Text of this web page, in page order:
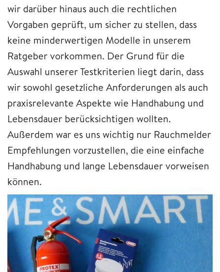
wir darüber hinaus auch die rechtlichen
Vorgaben geprüft, um sicher zu stellen, dass
keine minderwertigen Modelle in unserem
Ratgeber vorkommen. Der Grund für die
Auswahl unserer Testkriterien liegt darin, dass
wir sowohl gesetzliche Anforderungen als auch
praxisrelevante Aspekte wie Handhabung und
Lebensdauer berücksichtigen wollten.
Außerdem war es uns wichtig nur Rauchmelder
Empfehlungen vorzustellen, die eine einfache
Handhabung und lange Lebensdauer vorweisen
können.